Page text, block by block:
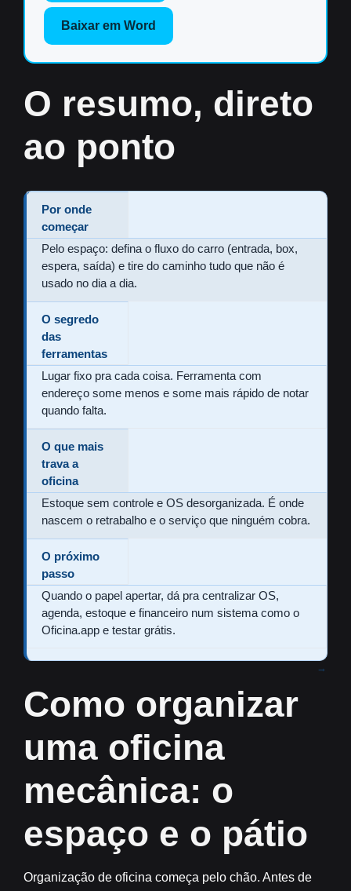
Baixar em Word
O resumo, direto
ao ponto
Por onde
começar
Pelo espaço: defina o fluxo do carro (entrada, box,
espera, saída) e tire do caminho tudo que não é
usado no dia a dia.
O segredo
das
ferramentas
Lugar fixo pra cada coisa. Ferramenta com
endereço some menos e some mais rápido de notar
quando falta.
O que mais
trava a
oficina
Estoque sem controle e OS desorganizada. É onde
nascem o retrabalho e o serviço que ninguém cobra.
O próximo
passo
Quando o papel apertar, dá pra centralizar OS,
agenda, estoque e financeiro num sistema como o
Oficina.app e testar grátis.
Como organizar
uma oficina
mecânica: o
espaço e o pátio
Organização de oficina começa pelo chão. Antes de